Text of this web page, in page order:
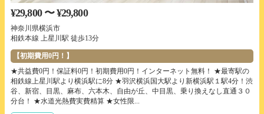
¥29,800 〜 ¥29,800
神奈川県横浜市
相鉄本線 上星川駅 徒歩13分
【初期費用0円！】
★共益費0円！保証料0円！初期費用0円！インターネット無料！ ★最寄駅の
相鉄線上星川駅より横浜駅に8分 ★羽沢横浜国大駅より新横浜駅１駅4分！渋
谷、新宿、目黒、麻布、六本木、自由が丘、中目黒、乗り換えなし直通３０
分台！ ★水道光熱費実費精算 ★女性限...